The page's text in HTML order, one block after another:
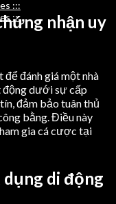
nhận uy
đánh giá một nhà
động dưới sự cấp
đảm bảo tuân thủ
bằng. Điều này
gia cá cược tại
dụng di động